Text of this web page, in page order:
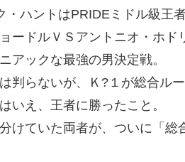
ハントはPRIDEミドル級王
ードルＶＳアントニオ・ホド
アックな最強の男決定戦。
判らないが、Ｋ?１が総合ル
いえ、王者に勝ったこと。
けていた両者が、ついに「総